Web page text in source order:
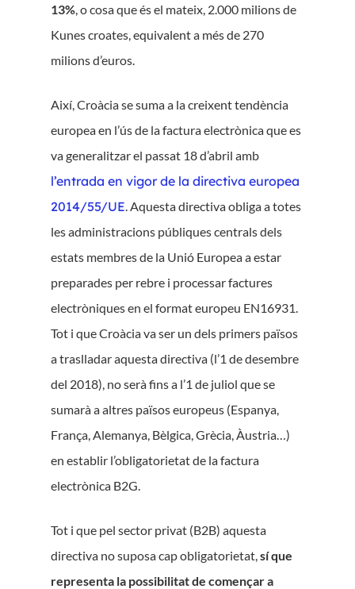
13%, o cosa que és el mateix, 2.000 milions de
Kunes croates, equivalent a més de 270
milions d’euros.
Així, Croàcia se suma a la creixent tendència
europea en l’ús de la factura electrònica que es
va generalitzar el passat 18 d’abril amb
l’entrada en vigor de la directiva europea
2014/55/UE. Aquesta directiva obliga a totes
les administracions públiques centrals dels
estats membres de la Unió Europea a estar
preparades per rebre i processar factures
electròniques en el format europeu EN16931.
Tot i que Croàcia va ser un dels primers països
a traslladar aquesta directiva (l’1 de desembre
del 2018), no serà fins a l’1 de juliol que se
sumarà a altres països europeus (Espanya,
França, Alemanya, Bèlgica, Grècia, Àustria…)
en establir l’obligatorietat de la factura
electrònica B2G.
Tot i que pel sector privat (B2B) aquesta
directiva no suposa cap obligatorietat,sí que
representa la possibilitat de començar a